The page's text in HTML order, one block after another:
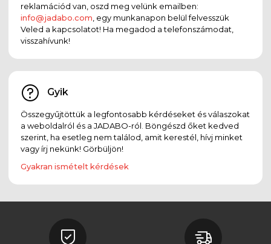
reklamációd van, oszd meg velünk emailben:
info@jadabo.com , egy munkanapon belül felvesszük
Veled a kapcsolatot! Ha megadod a telefonszámodat,
visszahívunk!
Gyik
Összegyűjtöttük a legfontosabb kérdéseket és válaszokat
a weboldalról és a JADABO-ról. Böngészd őket kedved
szerint, ha esetleg nem találod, amit kerestél, hívj minket
vagy írj nekünk! Görbüljön!
Gyakran ismételt kérdések